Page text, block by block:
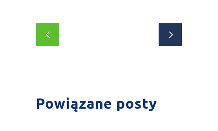
Powiązane posty